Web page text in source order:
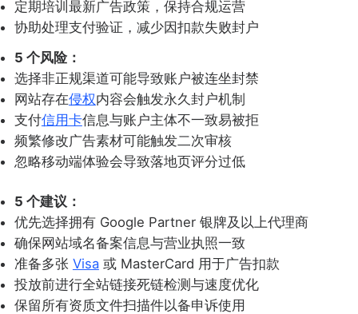
定期培训最新广告政策，保持合规运营
协助处理支付验证，减少因扣款失败封户
5 个风险：
选择非正规渠道可能导致账户被连坐封禁
网站存在侵权内容会触发永久封户机制
支付信用卡信息与账户主体不一致易被拒
频繁修改广告素材可能触发二次审核
忽略移动端体验会导致落地页评分过低
5 个建议：
优先选择拥有 Google Partner 银牌及以上代理商
确保网站域名备案信息与营业执照一致
准备多张 Visa或 MasterCard 用于广告扣款
投放前进行全站链接死链检测与速度优化
保留所有资质文件扫描件以备申诉使用